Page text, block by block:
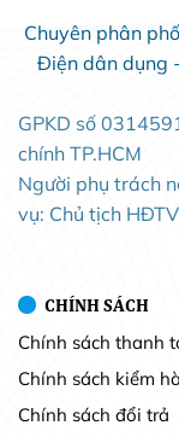
Chuyên phân
Điện dân dụng
GPKD số
chính TP.HCM
Người phụ trách
vụ: Chủ tịch HĐTV
CHÍNH SÁCH
Chính sách thanh
Chính sách kiểm
Chính sách đổi trả